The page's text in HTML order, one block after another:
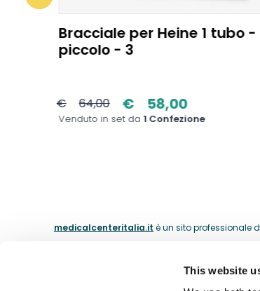
This website
Bracciale per Heine 1 tubo
piccolo - 3
€ 64,00 € 58,00
Venduto in set da1 Confezione
medicalcenteritalia.it è un sito professionale